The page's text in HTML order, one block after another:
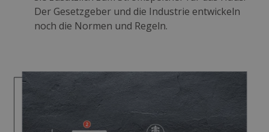
Der Gesetzgeber und die Industrie entwickeln
noch die Normen und Regeln.